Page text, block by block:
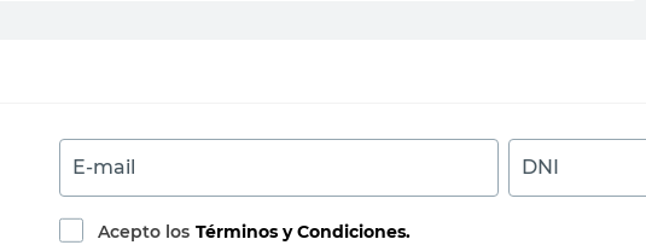
E-mail DNI
Acepto los Términos y Condiciones.